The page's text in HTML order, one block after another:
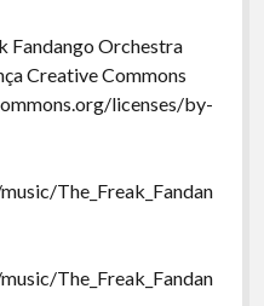
Fandango Orchestra
Creative Commons
licenses/by-
The_Freak_Fandan
The_Freak_Fandan